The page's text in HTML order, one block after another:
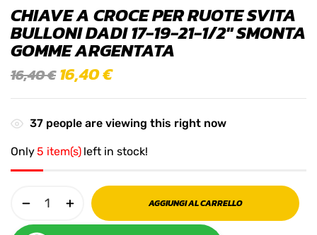
CHIAVE A CROCE PER RUOTE SVITA
BULLONI DADI 17-19-21-1/2″ SMONTA
GOMME ARGENTATA
16,40€ 16,40€
37 people are viewing this right now
Only5 item(s) left in stock!
AGGIUNGI AL CARRELLO